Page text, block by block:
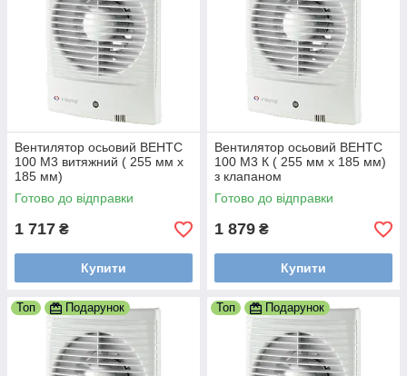
Вентилятор осьовий ВЕНТС
100 М3 витяжний ( 255 мм х
185 мм)
Готово до відправки
1 717 ₴
Купити
Вентилятор осьовий ВЕНТС
100 М3 К ( 255 мм х 185 мм)
з клапаном
Готово до відправки
1 879 ₴
Купити
Топ Подарунок Топ Подарунок